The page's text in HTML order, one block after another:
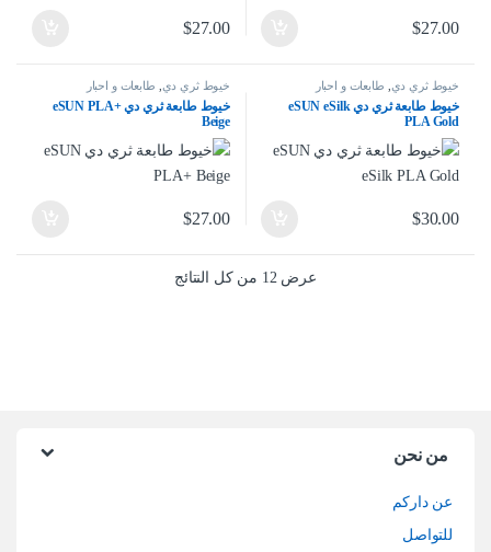
$27.00
$27.00
خيوط ثري دي طابعات و احبار
خيوط طابعة ثري دي eSUN eSilk
PLA Gold
$30.00
خيوط ثري دي طابعات و احبار
خيوط طابعة ثري دي eSUN PLA+
Beige
$27.00
عرض ⁦12⁩ من كل النتائج تم الفرز حسب الأحدث
من نحن
عن داركم
للتواصل